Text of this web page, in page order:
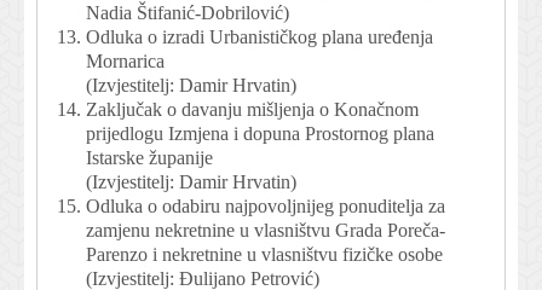
Nadia Štifanić-Dobrilović)
Odluka o izradi Urbanističkog plana uređenja
Mornarica
(Izvjestitelj: Damir Hrvatin)
Zaključak o davanju mišljenja o Konačnom
prijedlogu Izmjena i dopuna Prostornog plana
Istarske županije
(Izvjestitelj: Damir Hrvatin)
Odluka o odabiru najpovoljnijeg ponuditelja za
zamjenu nekretnine u vlasništvu Grada Poreča-
Parenzo i nekretnine u vlasništvu fizičke osobe
(Izvjestitelj: Đulijano Petrović)